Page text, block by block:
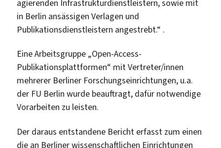
agierenden Infrastrukturdienstleistern, sowie mit
in Berlin ansässigen Verlagen und
Publikationsdienstleistern angestrebt.“ .
Eine Arbeitsgruppe „Open-Access-
Publikationsplattformen“ mit Vertreter/innen
mehrerer Berliner Forschungseinrichtungen, u.a.
der FU Berlin wurde beauftragt, dafür notwendige
Vorarbeiten zu leisten.
Der daraus entstandene Bericht erfasst zum einen
die an Berliner wissenschaftlichen Einrichtungen